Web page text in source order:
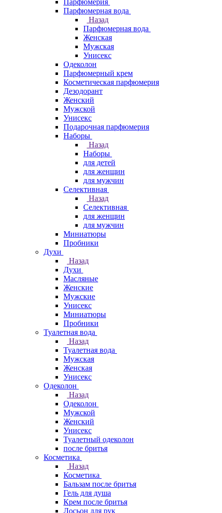
Парфюмерия
Парфюмерная вода
Назад
Парфюмерная вода
Женская
Мужская
Унисекс
Одеколон
Парфюмерный крем
Косметическая парфюмерия
Дезодорант
Женский
Мужской
Унисекс
Подарочная парфюмерия
Наборы
Назад
Наборы
для детей
для женщин
для мужчин
Селективная
Назад
Селективная
для женщин
для мужчин
Миниатюры
Пробники
Духи
Назад
Духи
Масляные
Женские
Мужские
Унисекс
Миниатюры
Пробники
Туалетная вода
Назад
Туалетная вода
Мужская
Женская
Унисекс
Одеколон
Назад
Одеколон
Мужской
Женский
Унисекс
Туалетный одеколон
после бритья
Косметика
Назад
Косметика
Бальзам после бритья
Гель для душа
Крем после бритья
Лосьон для рук